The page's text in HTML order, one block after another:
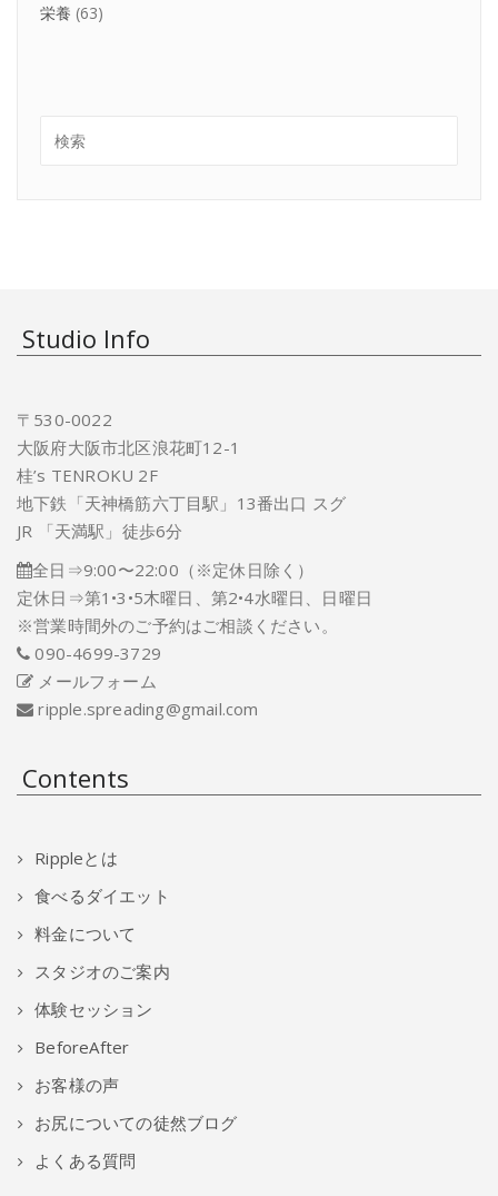
栄養 (63)
Studio Info
〒530-0022
大阪府大阪市北区浪花町12-1
桂’s TENROKU 2F
地下鉄「天神橋筋六丁目駅」13番出口 スグ
JR 「天満駅」徒歩6分
全日⇒9:00〜22:00（※定休日除く）
定休日⇒第1•3•5木曜日、第2•4水曜日、日曜日
※営業時間外のご予約はご相談ください。
090-4699-3729
メールフォーム
ripple.spreading@gmail.com
Contents
Rippleとは
食べるダイエット
料金について
スタジオのご案内
体験セッション
BeforeAfter
お客様の声
お尻についての徒然ブログ
よくある質問